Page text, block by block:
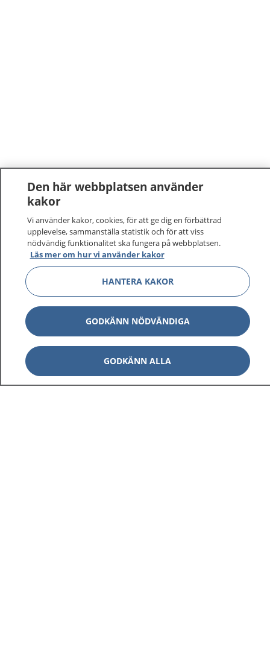
Den här webbplatsen använder
kakor
Vi använder kakor, cookies, för att ge dig en förbättrad
upplevelse, sammanställa statistik och för att viss
nödvändig funktionalitet ska fungera på webbplatsen.
Läs mer om hur vi använder kakor
HANTERA KAKOR
GODKÄNN NÖDVÄNDIGA
GODKÄNN ALLA